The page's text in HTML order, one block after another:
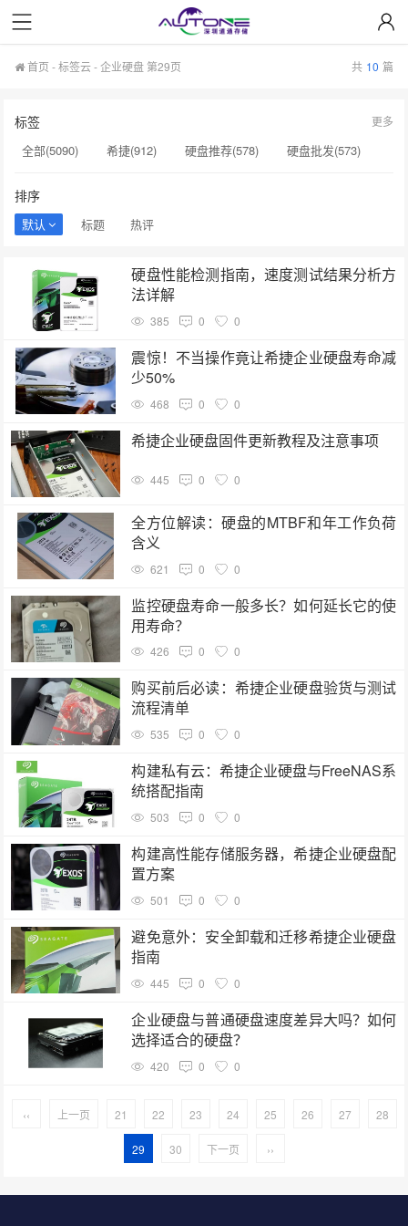
首页 -标签云- 企业硬盘 第29页 共 10 篇
标签
全部(5090) 希捷(912) 硬盘推荐(578)
硬盘批发(573)
硬盘采购(474)
希捷硬盘(471)
希捷硬盘选购(274)
企业级固态硬盘(265)
硬盘售后服务(262)
移动硬盘(244)
硬盘选购指南(237)
服务器硬盘价格(196)
企业级NAS存储(189)
硬盘价格(164)
更多
排序
默认 标题 热评
硬盘性能检测指南，速度测试结果分析方
法详解
385 0 0
震惊！不当操作竟让希捷企业硬盘寿命减
少50%
468 0 0
希捷企业硬盘固件更新教程及注意事项
445 0 0
全方位解读：硬盘的MTBF和年工作负荷
含义
621 0 0
监控硬盘寿命一般多长？如何延长它的使
用寿命？
426 0 0
购买前后必读：希捷企业硬盘验货与测试
流程清单
535 0 0
构建私有云：希捷企业硬盘与FreeNAS系
统搭配指南
503 0 0
构建高性能存储服务器，希捷企业硬盘配
置方案
501 0 0
避免意外：安全卸载和迁移希捷企业硬盘
指南
445 0 0
企业硬盘与普通硬盘速度差异大吗？如何
选择适合的硬盘？
420 0 0
‹‹ 上一页 21 22 23 24 25 26 27 28
29 30 下一页 ››